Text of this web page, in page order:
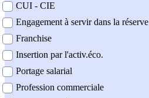
CUI - CIE
Engagement à servir dans la réserve
Franchise
Insertion par l'activ.éco.
Portage salarial
Profession commerciale